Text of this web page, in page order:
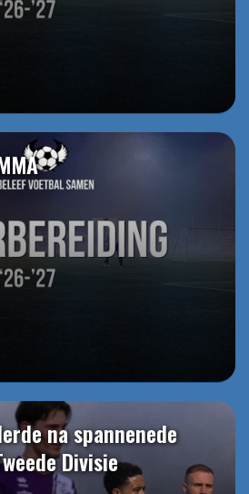
na spannenede
Divisie